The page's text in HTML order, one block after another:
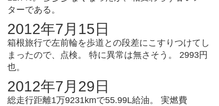
ターである。
2012年7月15日
箱根旅行で左前輪を歩道との段差にこすりつけてし
まったので、点検。 特に異常は無さそう。 2993円
也。
2012年7月29日
総走行距離1万9231kmで55.99L給油。 実燃費